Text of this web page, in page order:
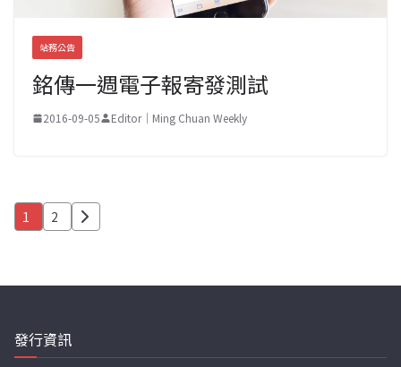
站務公告
銘傳一週電子報寄發測試
2016-09-05 Editor｜Ming Chuan Weekly
文
分
頁
1 2
發行資訊